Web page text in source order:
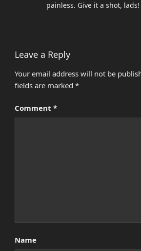
painless. Give it a shot, lads!
Leave a Reply
Your email address will not be
fields are marked *
Comment *
Name